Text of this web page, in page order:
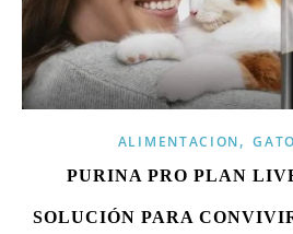
ALIMENTACION,
PURINA PRO PLAN
SOLUCIÓN PARA